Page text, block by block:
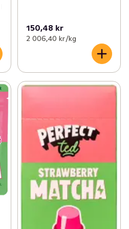
150,48 kr
2 006,40 kr /kg